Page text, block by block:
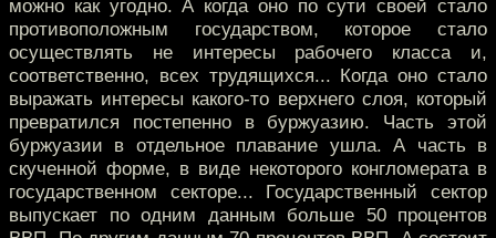
можно как угодно. А когда оно по сути своей стало
противоположным государством, которое стало
осуществлять не интересы рабочего класса и,
соответственно, всех трудящихся... Когда оно стало
выражать интересы какого-то верхнего слоя, который
превратился постепенно в буржуазию. Часть этой
буржуазии в отдельное плавание ушла. А часть в
скученной форме, в виде некоторого конгломерата в
государственном секторе... Государственный сектор
выпускает по одним данным больше 50 процентов